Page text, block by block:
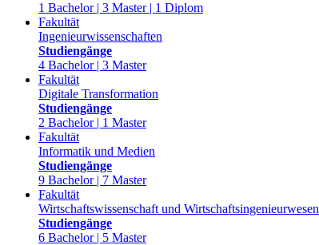
1 Bachelor | 3 Master | 1 Diplom
Fakultät
Ingenieurwissenschaften
Studiengänge
4 Bachelor | 3 Master
Fakultät
Digitale Transformation
Studiengänge
2 Bachelor | 1 Master
Fakultät
Informatik und Medien
Studiengänge
9 Bachelor | 7 Master
Fakultät
Wirtschaftswissenschaft und Wirtschaftsingenieurwesen
Studiengänge
6 Bachelor | 5 Master